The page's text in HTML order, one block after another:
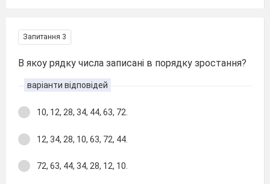
Запитання 3
В якоу рядку числа записані в порядку зростання?
варіанти відповідей
10, 12, 28, 34, 44, 63, 72.
12, 34, 28, 10, 63, 72, 44.
72, 63, 44, 34, 28, 12, 10.